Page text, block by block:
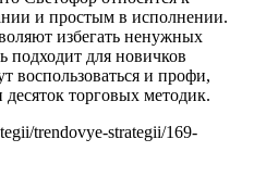
и простым в исполнении.
избегать ненужных
подходит для новичков
воспользоваться и профи,
торговых методик.
trendovye-strategii/169-